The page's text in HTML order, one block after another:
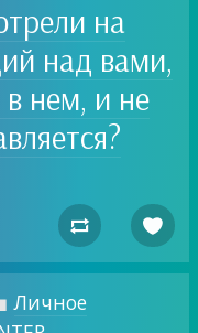
на
над вами,
в нем, и не
 
Личное